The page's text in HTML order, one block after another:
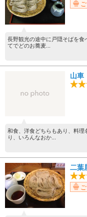
長野観光の途中に戸隠そばを
てでどのお蕎麦...
山車
和食、洋食どちらもあり、料理
り、いろんなおか...
二葉